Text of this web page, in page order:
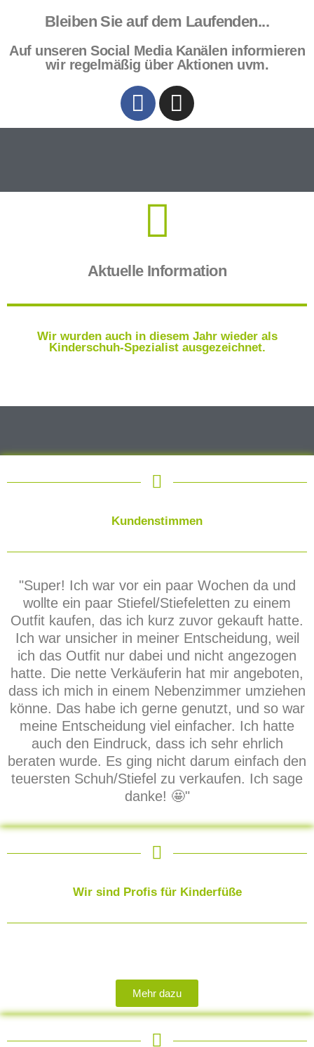
Bleiben Sie auf dem Laufenden...
Auf unseren Social Media Kanälen informieren
wir regelmäßig über Aktionen uvm.
Aktuelle Information
Wir wurden auch in diesem Jahr wieder als
Kinderschuh-Spezialist ausgezeichnet.
Kundenstimmen
"Super! Ich war vor ein paar Wochen da und
wollte ein paar Stiefel/Stiefeletten zu einem
Outfit kaufen, das ich kurz zuvor gekauft hatte.
Ich war unsicher in meiner Entscheidung, weil
ich das Outfit nur dabei und nicht angezogen
hatte. Die nette Verkäuferin hat mir angeboten,
dass ich mich in einem Nebenzimmer umziehen
könne. Das habe ich gerne genutzt, und so war
meine Entscheidung viel einfacher. Ich hatte
auch den Eindruck, dass ich sehr ehrlich
beraten wurde. Es ging nicht darum einfach den
teuersten Schuh/Stiefel zu verkaufen. Ich sage
danke! 🤩"
Wir sind Profis für Kinderfüße
Mehr dazu